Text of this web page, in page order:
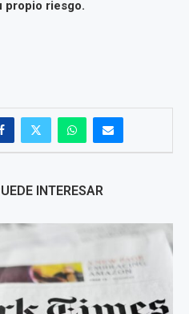
propio riesgo.
INTERESAR